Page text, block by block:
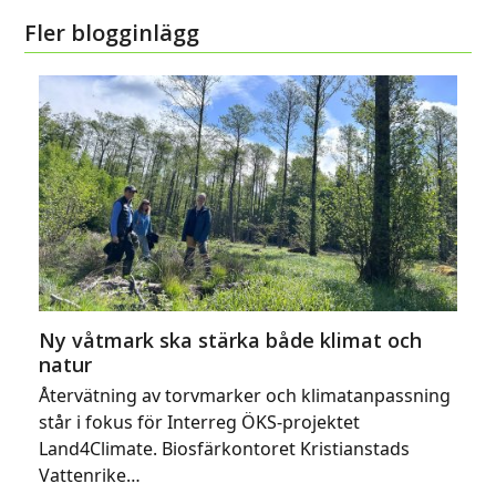
Fler blogginlägg
Ny våtmark ska stärka både klimat och
natur
Återvätning av torvmarker och klimatanpassning
står i fokus för Interreg ÖKS-projektet
Land4Climate. Biosfärkontoret Kristianstads
Vattenrike…